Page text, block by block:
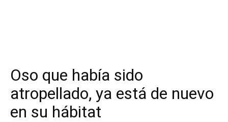
Oso que había sido
atropellado, ya está de nuevo
en su hábitat